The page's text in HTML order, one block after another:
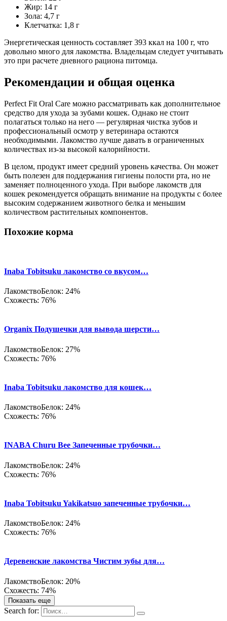
Жир: 14 г
Зола: 4,7 г
Клетчатка: 1,8 г
Энергетическая ценность составляет 393 ккал на 100 г, что
довольно много для лакомства. Владельцам следует учитывать
это при расчете дневного рациона питомца.
Рекомендации и общая оценка
Perfect Fit Oral Care можно рассматривать как дополнительное
средство для ухода за зубами кошек. Однако не стоит
полагаться только на него — регулярная чистка зубов и
профессиональный осмотр у ветеринара остаются
необходимыми. Лакомство лучше давать в ограниченных
количествах из-за высокой калорийности.
В целом, продукт имеет средний уровень качества. Он может
быть полезен для поддержания гигиены полости рта, но не
заменяет полноценного ухода. При выборе лакомств для
кошек рекомендуется обращать внимание на продукты с более
высоким содержанием животного белка и меньшим
количеством растительных компонентов.
Похожие корма
Inaba Tobitsuku лакомство со вкусом…
ЛакомствоБелок: 24%
Схожесть: 76%
Organix Подушечки для вывода шерсти…
ЛакомствоБелок: 27%
Схожесть: 76%
Inaba Tobitsuku лакомство для кошек…
ЛакомствоБелок: 24%
Схожесть: 76%
INABA Churu Bee Запеченные трубочки…
ЛакомствоБелок: 24%
Схожесть: 76%
Inaba Tobitsuku Yakikatsuo запеченные трубочки…
ЛакомствоБелок: 24%
Схожесть: 76%
Деревенские лакомства Чистим зубы для…
ЛакомствоБелок: 20%
Схожесть: 74%
Показать еще
Search for: